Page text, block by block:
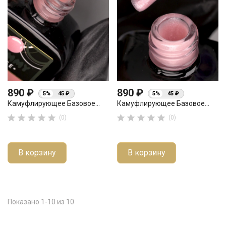
890 ₽ 5% 45 ₽
Камуфлирующее Базовое...
     (0)
В корзину
890 ₽ 5% 45 ₽
Камуфлирующее Базовое...
     (0)
В корзину
Показано 1-10 из 10